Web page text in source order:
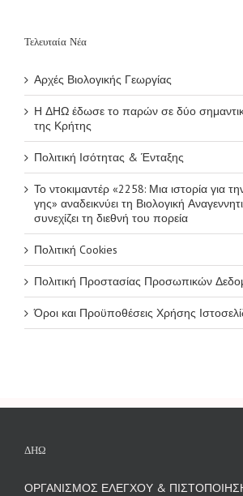
Τελευταία Νέα
Αρχές Βιολογικής Γεωργίας
Η ΔΗΩ έδωσε το παρών σε δύο
της Κρήτης
Πολιτική Ισότητας & Ένταξης
Το ντοκιμαντέρ «2258: Μια ιστορία για
γης» αναδεικνύει τη Βιολογική
συνεχίζει τη διεθνή του πορεία
Πολιτική Cookies
Πολιτική Προστασίας Προσωπικών
Όροι και Προϋποθέσεις Χρήσης
ΔΗΩ
ΟΡΓΑΝΙΣΜΟΣ ΕΛΕΓΧΟΥ &